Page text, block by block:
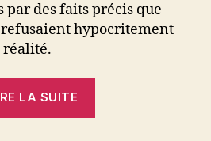
par des faits précis que
refusaient hypocritement
réalité.
LA SUITE